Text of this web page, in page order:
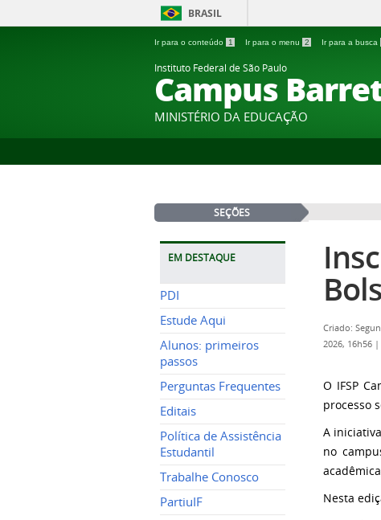
BRASIL
Ir para o conteúdo 1 Ir para o menu 2 Ir para a busca
Instituto Federal de São Paulo
Campus
MINISTÉRIO DA EDUCAÇÃO
SEÇÕES
EM DESTAQUE
PDI
Estude Aqui
Alunos: primeiros
passos
Perguntas Frequentes
Editais
Política de Assistência
Estudantil
Trabalhe Conosco
PartiuIF
Criado:
2026, 16h56 |
O IFSP
processo
A
no
Nesta